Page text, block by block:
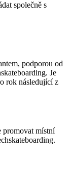
společně s
podporou od
Je
rok následující z
promovat místní